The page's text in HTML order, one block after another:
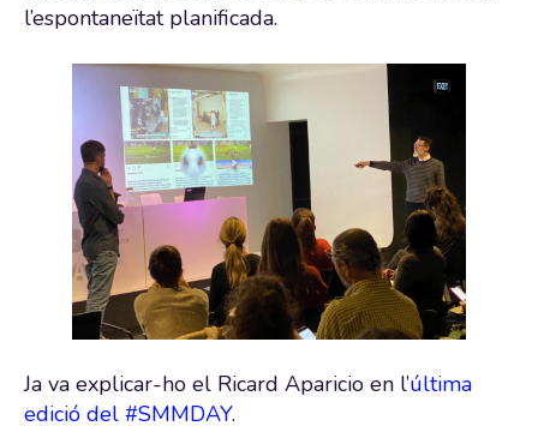
l’espontaneïtat planificada.
Ja va explicar-ho el Ricard Aparicio en l’última
edició del #SMMDAY.